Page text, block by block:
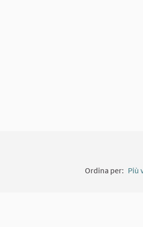
Ordina per: Più